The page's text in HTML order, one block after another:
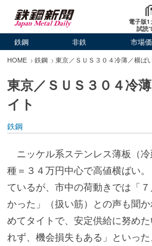
電子版
試読
鉄鋼 非鉄 市場
HOME 鉄鋼 東京／ＳＵＳ３０４冷薄／横ば
東京／ＳＵＳ３０４冷
イト
鉄鋼
ニッケル系ステンレス薄板（
種＝３４万円中心で高値横ばい
ているが、市中の荷動きでは「
かった」（扱い筋）との声も聞
めてタイトで、安定供給に努め
れず、機会損失もある」といっ